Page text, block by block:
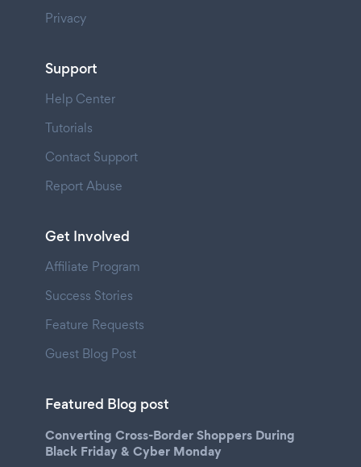
Privacy
Support
Help Center
Tutorials
Contact Support
Report Abuse
Get Involved
Affiliate Program
Success Stories
Feature Requests
Guest Blog Post
Featured Blog post
Converting Cross-Border Shoppers During
Black Friday & Cyber Monday